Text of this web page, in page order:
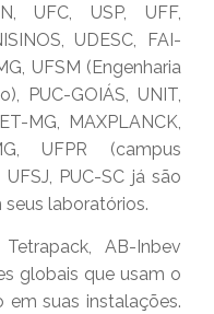
UFC, USP, UFF,
UDESC, FAI-
UFSM (Engenharia
PUC-GOIÁS, UNIT,
MG, MAXPLANCK,
UFPR (campus
PUC-SC já são
laboratórios.
AB-Inbev
globais que usam o
suas instalações.